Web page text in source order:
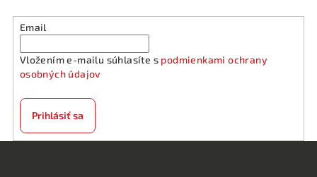
Email
Vložením e-mailu súhlasíte s podmienkami ochrany
osobných údajov
Prihlásiť sa